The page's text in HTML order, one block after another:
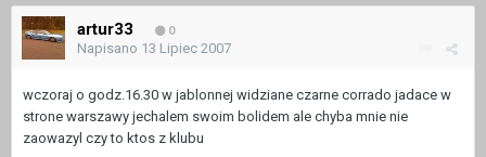
artur33 0
Napisano 13 Lipiec 2007
wczoraj o godz.16.30 w jablonnej widziane czarne corrado jadace w
strone warszawy jechalem swoim bolidem ale chyba mnie nie
zaowazyl czy to ktos z klubu